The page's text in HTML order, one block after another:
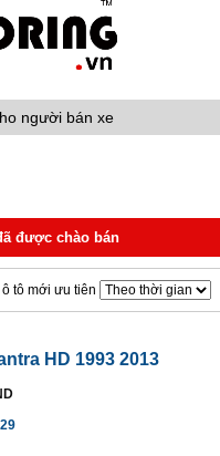
người bán xe
được chào bán
tô mới ưu tiên
HD 1993 2013